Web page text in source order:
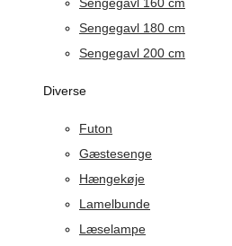
Sengegavl 180 cm
Sengegavl 200 cm
Diverse
Futon
Gæstesenge
Hængekøje
Lamelbunde
Læselampe